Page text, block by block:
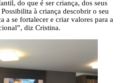
do que é ser criança, dos seus
à criança descobrir o seu
a se fortalecer e criar valores para a
diz Cristina.